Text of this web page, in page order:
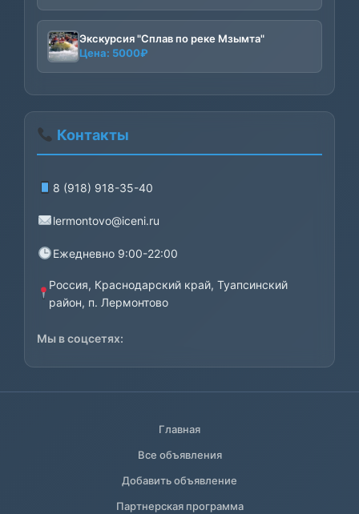
составляла
560₽.
532₽.
Экскурсия "Сплав по реке Мзымта"
Цена: 5000₽
Контакты
8 (918) 918-35-40
lermontovo@iceni.ru
Ежедневно 9:00-22:00
Россия, Краснодарский край, Туапсинский
район, п. Лермонтово
Мы в соцсетях:
Главная
Все объявления
Добавить объявление
Партнерская программа